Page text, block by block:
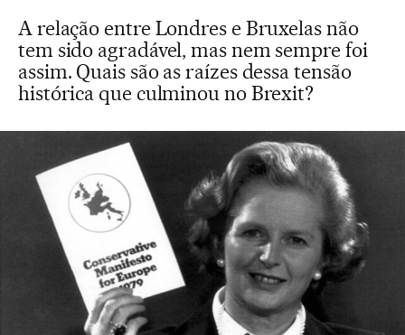
A relação entre Londres e Bruxelas não
tem sido agradável, mas nem sempre foi
assim. Quais são as raízes dessa tensão
histórica que culminou no Brexit?